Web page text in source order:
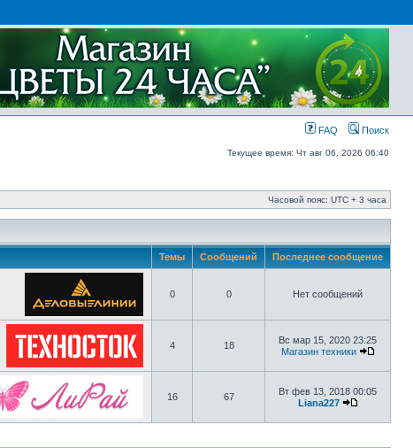
FAQ Поиск
Текущее время: Чт авг 06, 2026 06:40
Часовой пояс: UTC + 3 часа
Темы Сообщений Последнее сообщение
0 0 Нет сообщений
4 18
Вс мар 15, 2020 23:25
Магазин техники
16 67
Вт фев 13, 2018 00:05
Liana227